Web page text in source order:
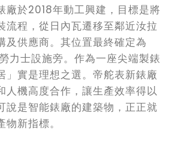
廠於2018年動工興建，目標是將
流程，從日內瓦遷移至鄰近汝拉
及供應商。其位置最終確定為
力士設施旁。作為一座尖端製錶
」實是理想之選。帝舵表新錶廠
人機高度合作，讓生產效率得以
說是智能錶廠的建築物，正正就
新指標。